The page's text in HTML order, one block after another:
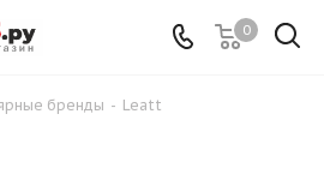
0
бренды - Leatt